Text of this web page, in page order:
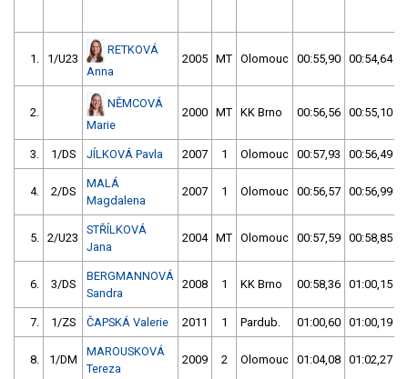
1. 1/U23
RETKOVÁ
Anna
2005 MT Olomouc 00:55,90 00:54,64
2.
NĚMCOVÁ
Marie
2000 MT KK Brno 00:56,56 00:55,10
3. 1/DS JÍLKOVÁ Pavla 2007 1 Olomouc 00:57,93 00:56,49
4. 2/DS
MALÁ
Magdalena
2007 1 Olomouc 00:56,57 00:56,99
5. 2/U23
STŘÍLKOVÁ
Jana
2004 MT Olomouc 00:57,59 00:58,85
6. 3/DS
BERGMANNOVÁ
Sandra
2008 1 KK Brno 00:58,36 01:00,15
7. 1/ZS ČAPSKÁ Valerie 2011 1 Pardub. 01:00,60 01:00,19
8. 1/DM
MAROUSKOVÁ
Tereza
2009 2 Olomouc 01:04,08 01:02,27